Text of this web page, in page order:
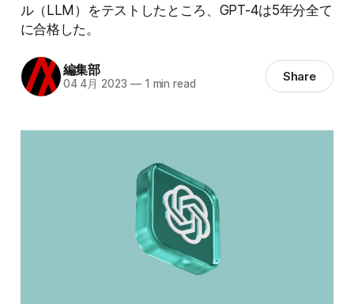
ル（LLM）をテストしたところ、GPT-4は5年分全て
に合格した。
編集部
04 4月 2023 —1 min read Share